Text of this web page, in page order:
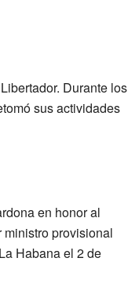
Durante los
sus actividades
en honor al
ministro provisional
Habana el 2 de